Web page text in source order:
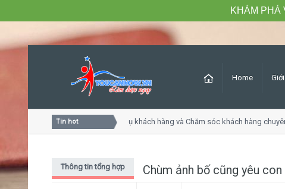
Home
Tin hot
Khóa học Tư duy dịch vụ khách hàng và Chăm sóc khách hàng
Chùm ảnh bố cũng yêu
Thông tin tổng hợp
KHÁM PHÁ